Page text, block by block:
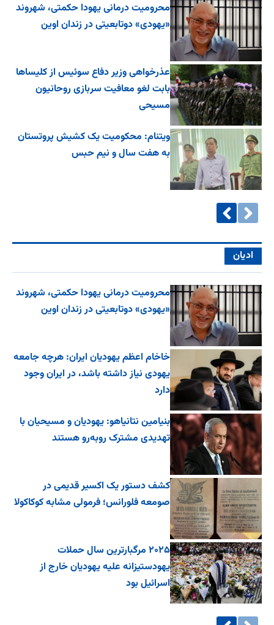
محرومیت درمانی یهودا حکمتی، شهروند
«یهودی» دوتابعیتی در زندان اوین
عذرخواهی وزیر دفاع سوئیس از کلیساها
بابت لغو معافیت سربازی روحانیون
مسیحی
ویتنام: محکومیت یک کشیش پروتستان
به هفت سال و نیم حبس
ادیان
محرومیت درمانی یهودا حکمتی، شهروند
«یهودی» دوتابعیتی در زندان اوین
خاخام اعظم یهودیان ایران: هرچه جامعه
یهودی نیاز داشته باشد، در ایران وجود
دارد
بنیامین نتانیاهو: یهودیان و مسیحیان با
تهدیدی مشترک روبه‌رو هستند
کشف دستور یک اکسیر قدیمی در
صومعه فلورانس؛ فرمولی مشابه کوکاکولا
۲۰۲۵ مرگبارترین سال حملات
یهودستیزانه علیه یهودیان خارج از
اسرائیل بود